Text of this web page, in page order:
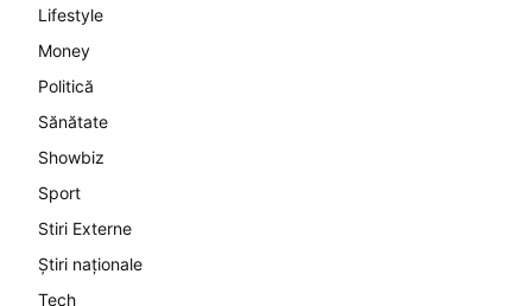
Lifestyle
Money
Politică
Sănătate
Showbiz
Sport
Stiri Externe
Știri naționale
Tech